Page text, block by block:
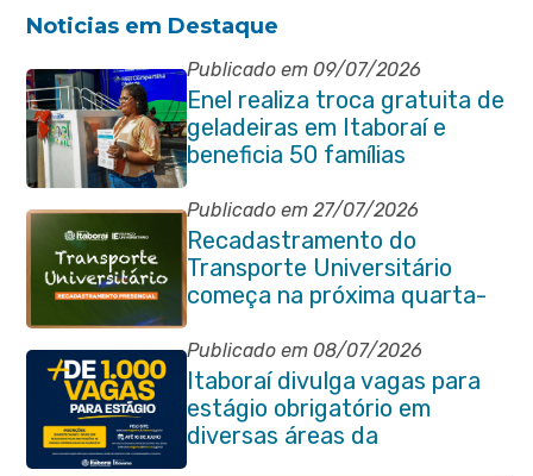
Noticias em Destaque
Publicado em 09/07/2026
Enel realiza troca gratuita de
geladeiras em Itaboraí e
beneficia 50 famílias
Publicado em 27/07/2026
Recadastramento do
Transporte Universitário
começa na próxima quarta-
feira (29/07)
Publicado em 08/07/2026
Itaboraí divulga vagas para
estágio obrigatório em
diversas áreas da
administração pública